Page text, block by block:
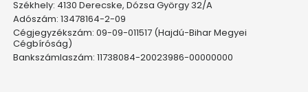
Székhely: 4130 Derecske, Dózsa György 32/A
Adószám: 13478164-2-09
Cégjegyzékszám: 09-09-011517 (Hajdú-Bihar Megyei
Cégbíróság)
Bankszámlaszám: 11738084-20023986-00000000